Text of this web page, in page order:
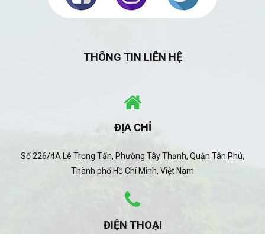
THÔNG TIN LIÊN HỆ
ĐỊA CHỈ
Số 226/4A Lê Trọng Tấn, Phường Tây Thạnh, Quận Tân Phú,
Thành phố Hồ Chí Minh, Việt Nam
ĐIỆN THOẠI